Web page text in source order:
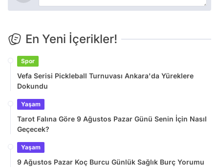
En Yeni İçerikler!
Spor
Vefa Serisi Pickleball Turnuvası Ankara'da Yüreklere
Dokundu
Yaşam
Tarot Falına Göre 9 Ağustos Pazar Günü Senin İçin Nasıl
Geçecek?
Yaşam
9 Ağustos Pazar Koç Burcu Günlük Sağlık Burç Yorumu